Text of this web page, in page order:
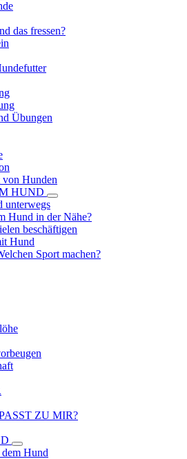
das fressen?
Übungen
von Hunden
HUND
unterwegs
Hund in der Nähe?
beschäftigen
Hund
Sport machen?
ZU MIR?
Hund